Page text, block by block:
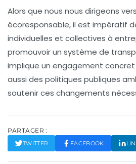
Alors que nous nous dirigeons
écoresponsable, il est impératif
individuelles et collectives à
promouvoir un système de
implique un engagement
aussi des politiques publiques
soutenir ces changements
PARTAGER :
TWITTER FACEBOOK